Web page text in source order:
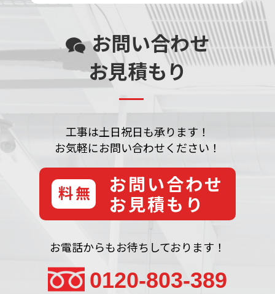
お問い合わせ
お見積もり
工事は土日祝日も承ります！
お気軽にお問い合わせください！
無料
お問い合わせ
お見積もり
お電話からもお待ちしております！
0120-803-389